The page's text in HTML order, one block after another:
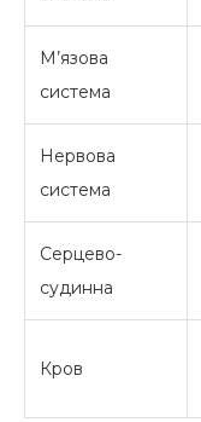
М’язова
система
Нервова
система
Серцево-
судинна
Кров